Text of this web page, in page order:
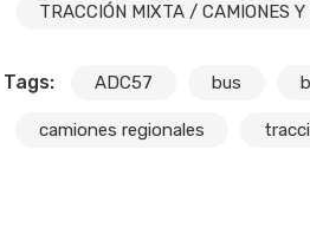
TRACCIÓN MIXTA / CAMIONES Y
Tags: ADC57 bus
camiones regionales